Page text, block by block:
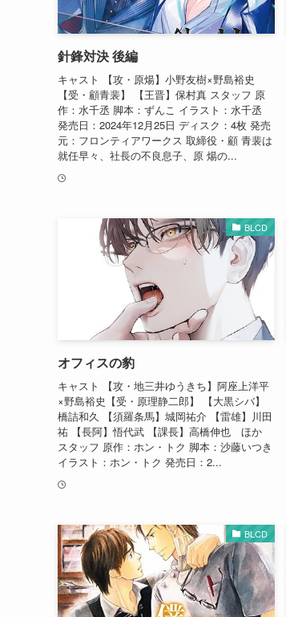
針鋒対決 後編
キャスト 【攻・原煬】小野友樹×野島裕史
【受・顧青裴】 【王晋】保村真 スタッフ 原
作：水千丞 脚本：ずんこ イラスト：水千丞
発売日：2024年12月25日 ディスク：4枚 発売
元：フロンティアワークス 取締役・顧 青裴は
就任早々、社長の不良息子、原 煬の...
BLCD
オフィスの豹
キャスト 【攻・地三井ゆうきち】阿座上洋平
×野島裕史【受・原理静二郎】 【大黒シバ】
橋詰和久 【須羅条馬】城岡祐介 【雷雄】川田
祐 【長阿】悟代武 【課長】高橋伸也 ほか
スタッフ 原作：ホン・トク 脚本：沙藤いつき
イラスト：ホン・トク 発売日：2...
BLCD